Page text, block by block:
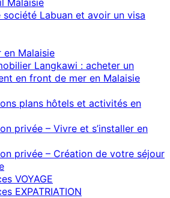
Malaisie
société Labuan et avoir un visa
en Malaisie
Langkawi : acheter un
en front de mer en Malaisie
plans hôtels et activités en
privée – Vivre et s’installer en
privée – Création de votre séjour
VOYAGE
EXPATRIATION